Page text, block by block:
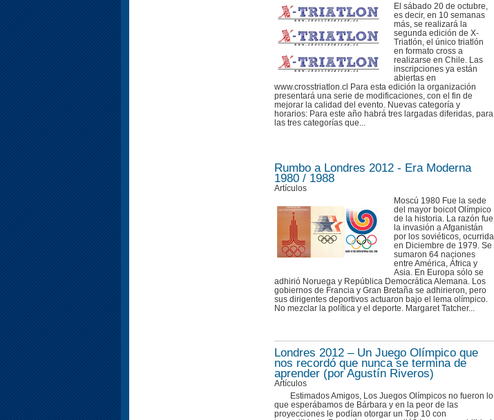
El sábado 20 de octubre,
es decir, en 10 semanas
más, se realizará la
segunda edición de X-
Triatlón, el único triatlón
en formato cross a
realizarse en Chile. Las
inscripciones ya están
abiertas en
www.crosstriatlon.cl Para esta edición la organización
presentará una serie de modificaciones, con el fin de
mejorar la calidad del evento. Nuevas categoría y
horarios: Para este año habrá tres largadas diferidas, para
las tres categorías que...
Rumbo a Londres 2012 - Era Moderna
1980 / 1988
Artículos
Moscú 1980 Fue la sede
del mayor boicot Olímpico
de la historia. La razón fue
la invasión a Afganistán
por los soviéticos, ocurrida
en Diciembre de 1979. Se
sumaron 64 naciones
entre América, África y
Asia. En Europa sólo se
adhirió Noruega y República Democrática Alemana. Los
gobiernos de Francia y Gran Bretaña se adhirieron, pero
sus dirigentes deportivos actuaron bajo el lema olímpico.
No mezclar la política y el deporte. Margaret Tatcher...
Londres 2012 – Un Juego Olímpico que
nos recordó que nunca se termina de
aprender (por Agustín Riveros)
Artículos
Estimados Amigos, Los Juegos Olímpicos no fueron lo
que esperábamos de Bárbara y en la peor de las
proyecciones le podían otorgar un Top 10 con